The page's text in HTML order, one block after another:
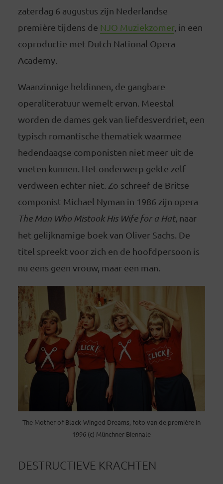
zaterdag 6 augustus zijn Nederlandse
première tijdens de NJO Muziekzomer, in een
coproductie met Dutch National Opera
Academy.
Waanzinnige heldinnen, de gangbare
operaliteratuur wemelt ervan. Meestal
worden de dames gek van liefdesverdriet, een
typisch romantische thematiek waarmee
hedendaagse componisten niet meer uit de
voeten kunnen. Het onderwerp gekte zelf
verdween echter niet. Zo schreef de Britse
componist Michael Nyman in 1986 zijn opera
The Man Who Mistook His Wife for a Hat, naar
het gelijknamige boek van Oliver Sachs. De
titel spreekt voor zich en de hoofdpersoon is
nu eens geen vrouw, maar een man.
The Mother of Black-Winged Dreams, foto van de première in
1996 (c) Münchner Biennale
DESTRUCTIEVE KRACHTEN